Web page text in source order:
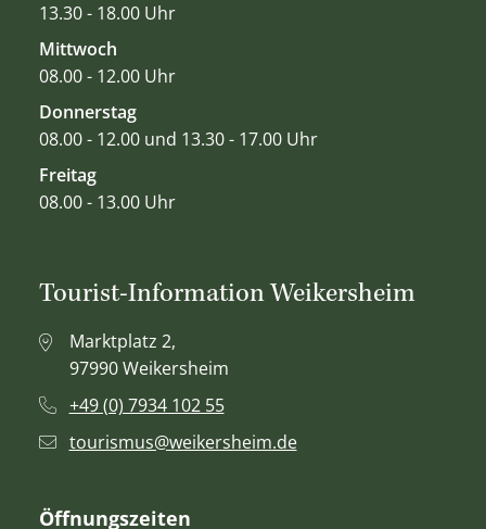
13.30 - 18.00 Uhr
Mittwoch
08.00 - 12.00 Uhr
Donnerstag
08.00 - 12.00 und 13.30 - 17.00 Uhr
Freitag
08.00 - 13.00 Uhr
Tourist-Information Weikersheim
Marktplatz 2,
97990 Weikersheim
+49 (0) 7934 102 55
tourismus@weikersheim.de
Öffnungszeiten